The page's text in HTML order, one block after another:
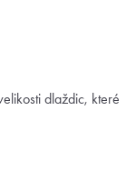
dlaždic, které